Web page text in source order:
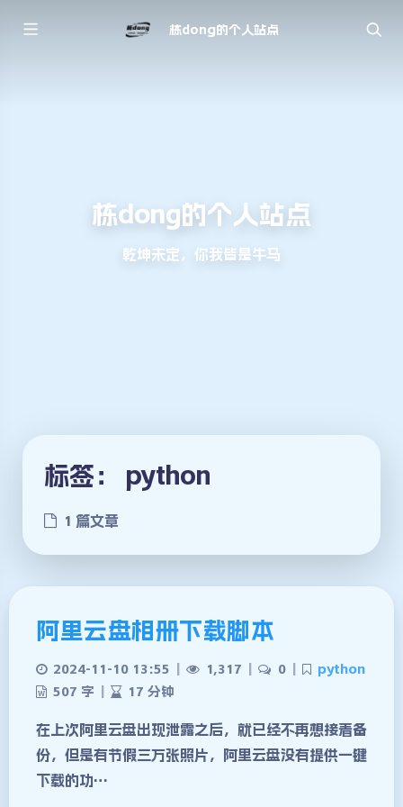
栋dong的个人站点
栋dong的个人站点
乾坤未定，你我皆是牛马
夜间模式
标签： python
1 篇文章
阿里云盘相册下载脚本
2024-11-10 13:55 1,317 0
python
507 字
17 分钟
在上次阿里云盘出现泄露之后，就已经不再想接着备
份，但是有节假三万张照片，阿里云盘没有提供一键
下载的功…